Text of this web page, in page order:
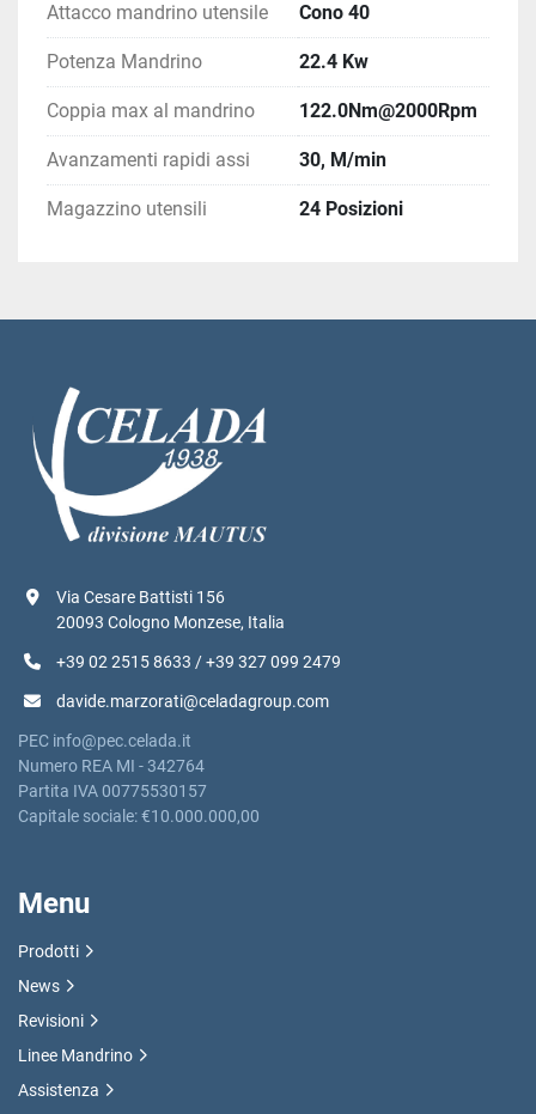
Attacco mandrino utensile Cono 40
Potenza Mandrino 22.4 Kw
Coppia max al mandrino 122.0Nm@2000Rpm
Avanzamenti rapidi assi 30, M/min
Magazzino utensili 24 Posizioni
Via Cesare Battisti 156
20093 Cologno Monzese, Italia
+39 02 2515 8633 / +39 327 099 2479
davide.marzorati@celadagroup.com
PEC info@pec.celada.it
Numero REA MI - 342764
Partita IVA 00775530157
Capitale sociale: €10.000.000,00
Menu
Prodotti
News
Revisioni
Linee Mandrino
Assistenza